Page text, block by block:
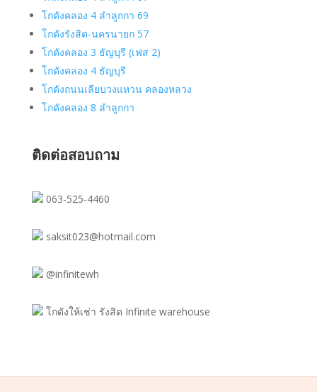
โกดังคลอง 4 ลำลูกกา 69
โกดังรังสิต-นครนายก 57
โกดังคลอง 3 ธัญบุรี (เฟส 2)
โกดังคลอง 4 ธัญบุรี
โกดังถนนเลียบวงแหวน คลองหลวง
โกดังคลอง 8 ลำลูกกา
ติดต่อสอบถาม
063-525-4460
saksit023@hotmail.com
@infinitewh
โกดังให้เช่า รังสิต Infinite warehouse